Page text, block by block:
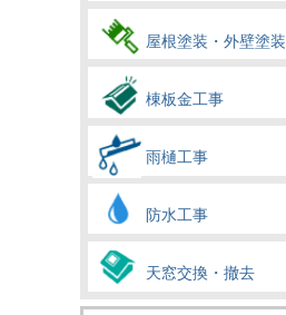
屋根塗装・外壁塗装
棟板金工事
雨樋工事
防水工事
天窓交換・撤去